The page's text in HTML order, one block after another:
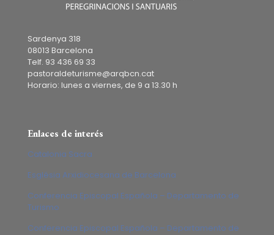
Sardenya 318
08013 Barcelona
Telf. 93 436 69 33
pastoraldeturisme@arqbcn.cat
Horario: lunes a viernes, de 9 a 13.30 h
Enlaces de interés
Catalonia Sacra
Església Arxidiocesana de Barcelona
Conferencia Episcopal Española – Departamento de
Turismo
Conferencia Episcopal Española – Departamento de